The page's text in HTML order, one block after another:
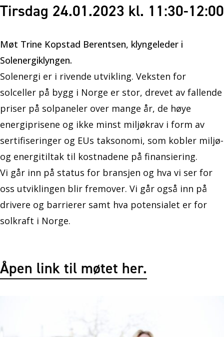
Tirsdag 24.01.2023 kl. 11:30-12:00
Møt Trine Kopstad Berentsen, klyngeleder i
Solenergiklyngen.
Solenergi er i rivende utvikling. Veksten for
solceller på bygg i Norge er stor, drevet av fallende
priser på solpaneler over mange år, de høye
energiprisene og ikke minst miljøkrav i form av
sertifiseringer og EUs taksonomi, som kobler miljø-
og energitiltak til kostnadene på finansiering.
Vi går inn på status for bransjen og hva vi ser for
oss utviklingen blir fremover. Vi går også inn på
drivere og barrierer samt hva potensialet er for
solkraft i Norge.
Åpen link til møtet her.